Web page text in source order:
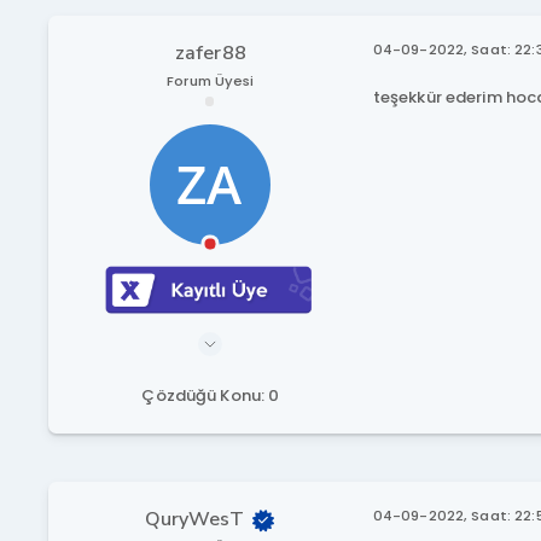
zafer88
Forum Üyesi
Çözdüğü Konu: 0
04-09-2022, Saat:
teşekkür ederim
QuryWesT 04-09-2022, Saat: